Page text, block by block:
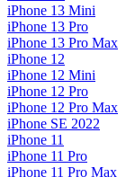
iPhone 13 Mini
iPhone 13 Pro
iPhone 13 Pro Max
iPhone 12
iPhone 12 Mini
iPhone 12 Pro
iPhone 12 Pro Max
iPhone SE 2022
iPhone 11
iPhone 11 Pro
iPhone 11 Pro Max